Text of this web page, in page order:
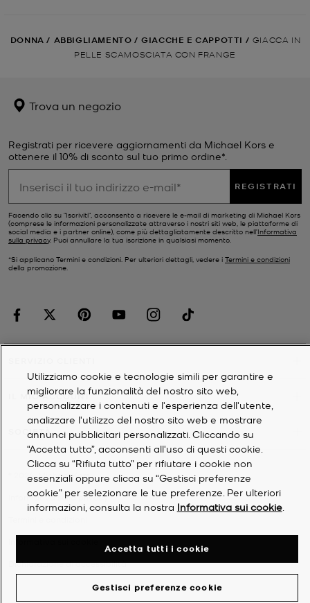
DONNA / ABBIGLIAMENTO / GIACCHE E CAPPOTTI / GIACCA IN
PELLE SCAMOSCIATA CON FRANGE
Trova un negozio
Registrati per ricevere aggiornamenti da Michael Kors e
ottenere il 10% di sconto sul tuo primo ordine*.
REGISTRATI
Facendo clic su "Iscriviti", acconsento a ricevere le e-mail di marketing di Michael Kors
(comprese le informazioni personalizzate attraverso i nostri siti web, le piattaforme di
social media e i partner online), come più dettagliatamente descritto nell’Informativa
sulla privacy. Puoi annullare la tua iscrizione in qualsiasi momento.
*Si applicano Termini e condizioni. Per ulteriori dettagli, vedere i Termini e condizioni
della promozione.
IL MIO ACCOUNT
SOCIETÀ
2026Michael Kors
Informativa sulla privacy
Dichiarazione di accessibilità
Utilizziamo cookie e tecnologie simili per garantire e
migliorare la funzionalità del nostro sito web,
personalizzare i contenuti e l'esperienza dell'utente,
analizzare l'utilizzo del nostro sito web e mostrare
annunci pubblicitari personalizzati. Cliccando su
“Accetta tutto”, acconsenti all'uso di questi cookie.
Clicca su “Rifiuta tutto” per rifiutare i cookie non
essenziali oppure clicca su “Gestisci preferenze
cookie” per selezionare le tue preferenze. Per ulteriori
informazioni, consulta la nostra Informativa sui cookie.
Gestisci preferenze cookie
Accetta tutti i cookie